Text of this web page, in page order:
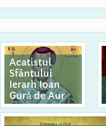
Acatistul
Sfântului
Ierarh Ioan
Gură de Aur